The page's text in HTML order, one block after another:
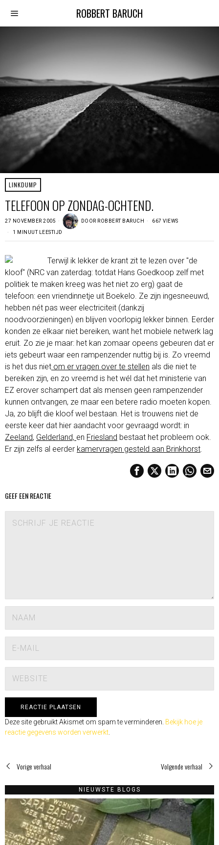
ROBBERT BARUCH
LINKDUMP
TELEFOON OP ZONDAG-OCHTEND.
27 NOVEMBER 2005 DOOR ROBBERT BARUCH 667 VIEWS
1 MINUUT LEESTIJD
Terwijl ik lekker de krant zit te lezen over "de
kloof" (NRC van zaterdag: totdat Hans Goedkoop zelf met
politiek te maken kreeg was het niet zo erg) gaat de
telefoon: een vriendinnetje uit Boekelo. Ze zijn ingesneeuwd,
hebben nét pas weer electriciteit (dankzij
noodvoorzieningen) en blijven voorlopig lekker binnen. Eerder
konden ze elkaar niet bereiken, want het mobiele netwerk lag
eruit. Zo zie je maar: het kan zomaar opeens gebeuren dat er
iets gebeurt waar een rampenzender nuttig bij is. Zo vreemd
is het dus niet om er vragen over te stellen als die niet te
bereiken zijn, en zo vreemd is het wél dat het ministerie van
EZ erover schampert dat als mensen geen rampenzender
kunnen ontvangen, ze maar een betere radio moeten kopen.
Ja, zo blijft die kloof wel bestaan. Het is trouwens niet de
eerste keer dat hier aandacht voor gevraagd wordt: in
Zeeland, Gelderland, en Friesland bestaat het probleem ook.
Er zijn zelfs al eerder kamervragen gesteld aan Brinkhorst
GEEF EEN REACTIE
Deze site gebruikt Akismet om spam te verminderen. Bekijk hoe je
reactie gegevens worden verwerkt
Vorige verhaal Volgende verhaal
NIEUWSTE BLOGS